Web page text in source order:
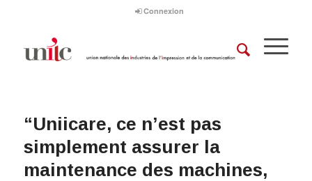
Connexion
“Uniicare, ce n’est pas
simplement assurer la
maintenance des machines,